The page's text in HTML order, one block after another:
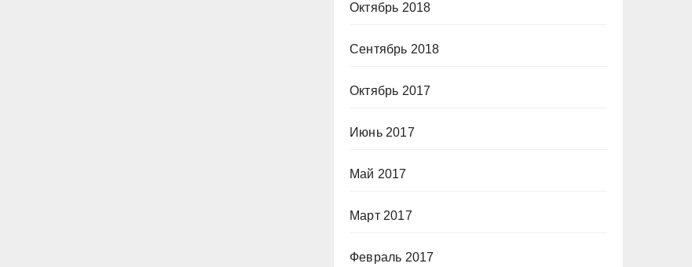
Октябрь 2018
Сентябрь 2018
Октябрь 2017
Июнь 2017
Май 2017
Март 2017
Февраль 2017